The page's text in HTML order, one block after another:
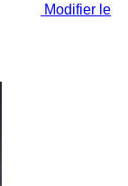
Modifier le